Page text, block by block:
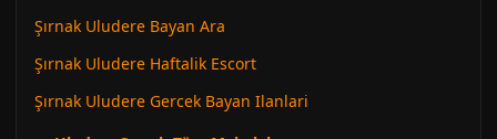
Şırnak Uludere Bayan Ara
Şırnak Uludere Haftalik Escort
Şırnak Uludere Gercek Bayan Ilanlari